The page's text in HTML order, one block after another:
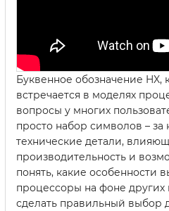
Буквенное обозначение HX,
встречается в моделях
вопросы у многих
просто набор символов –
технические детали,
производительность и
понять, какие особенности
процессоры на фоне других
сделать правильный выбор